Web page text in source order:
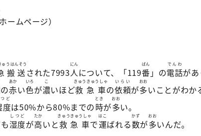
ホームページ）
搬送
ゅうはんそう
された7993人
にん
について、「119番
ばん
」の電話
でんわ
が
の赤
あか
い色
いろ
が濃
こ
いほど救急車
きゅうきゅうしゃ
の依頼
いらい
が多
おお
いことがわか
度
つど
は50%から80%までの時
とき
が多
おお
い。
湿度
しつど
が高
たか
いと救急車
きゅうきゅうしゃ
で運
はこ
ばれる数
かず
が多
おお
いんだ。